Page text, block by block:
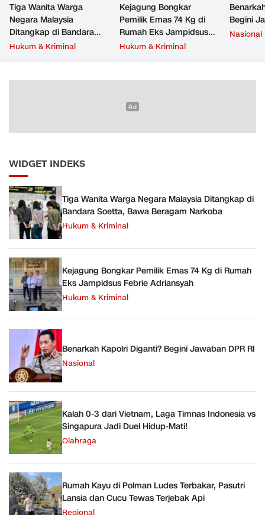
Tiga Wanita Warga
Negara Malaysia
Ditangkap di Bandara
Soetta, Bawa Beragam
Hukum & Kriminal
Kejagung Bongkar
Pemilik Emas 74 Kg di
Rumah Eks Jampidsus
Febrie Adriansyah
Hukum & Kriminal
Begini
Nasional
WIDGET INDEKS
Tiga Wanita Warga Negara Malaysia Ditangkap di
Bandara Soetta, Bawa Beragam Narkoba
Hukum & Kriminal
Kejagung Bongkar Pemilik Emas 74 Kg di Rumah
Eks Jampidsus Febrie Adriansyah
Hukum & Kriminal
Benarkah Kapolri Diganti? Begini Jawaban DPR RI
Nasional
Kalah 0-3 dari Vietnam, Laga Timnas Indonesia vs
Singapura Jadi Duel Hidup-Mati!
Olahraga
Rumah Kayu di Polman Ludes Terbakar, Pasutri
Lansia dan Cucu Tewas Terjebak Api
Regional